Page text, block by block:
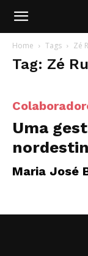
Farofafá
Home Tags Zé
Tag: Zé
Uma
Maria José